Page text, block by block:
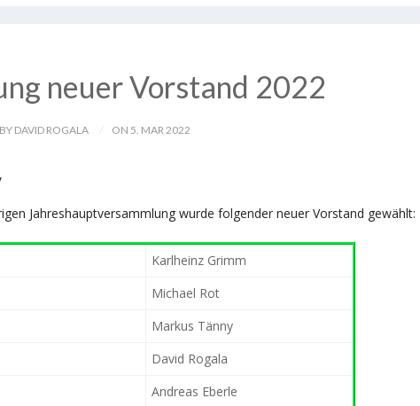
neuer Vorstand 2022
BY DAVID ROGALA ON 5. MAR 2022
Jahreshauptversammlung wurde folgender neuer Vorstand gewählt:
Karlheinz Grimm
Michael Rot
Markus Tänny
David Rogala
Andreas Eberle